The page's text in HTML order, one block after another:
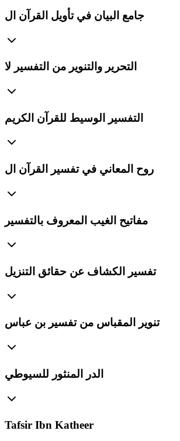
جامع البيان في تأويل القرآن ال
التحرير والتنوير من التفسير لا
التفسير الوسيط للقرآن الكريم
روح المعاني في تفسير القرآن ال
مفاتيح الغيب المعروف بالتفسير
تفسير الكشاف عن حقائق التنزيل
تنوير المقباس من تفسير بن عباس
الدر المنثور للسيوطي
Tafsir Ibn Katheer